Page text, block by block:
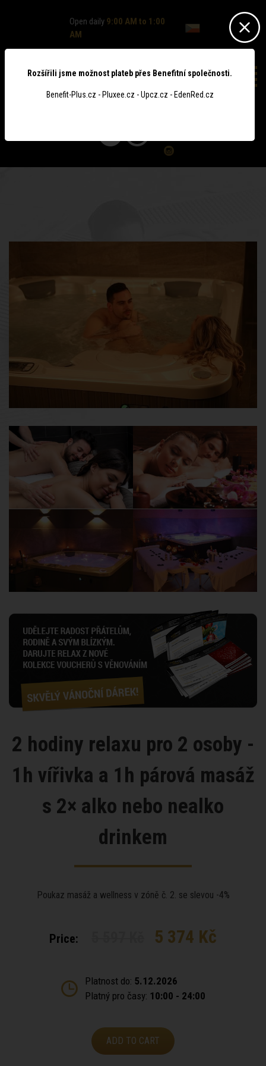
Open daily 9:00 AM to 1:00
AM
2 hodiny relaxu pro 2 osoby -
1h vířivka a 1h párová masáž
s 2× alko nebo nealko
drinkem
Poukaz masáž a wellness v zóně č. 2. se slevou -4%
Price: 5 374 Kč
Platnost do: 5.12.2026
Platný pro časy: 10:00 - 24:00
ADD TO CART
Rozšířili jsme možnost plateb přes Benefitní společnosti.
Benefit-Plus.cz - Pluxee.cz - Upcz.cz - EdenRed.cz